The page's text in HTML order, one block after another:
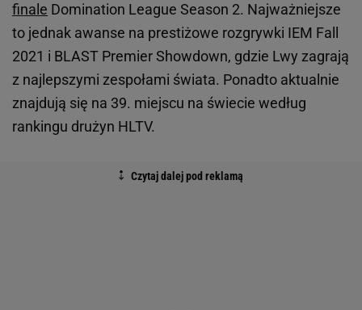
finale Domination League Season 2. Najważniejsze
to jednak awanse na prestiżowe rozgrywki IEM Fall
2021 i BLAST Premier Showdown, gdzie Lwy zagrają
z najlepszymi zespołami świata. Ponadto aktualnie
znajdują się na 39. miejscu na świecie według
rankingu drużyn HLTV.